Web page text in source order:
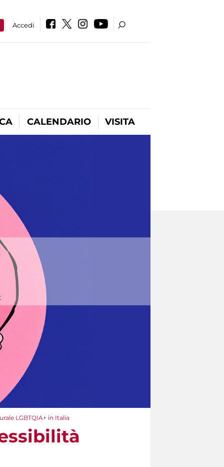
Accedi
CALENDARIO VISITA
LGBTQIA+ in Italia